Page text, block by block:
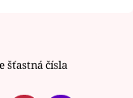
šťastná čísla